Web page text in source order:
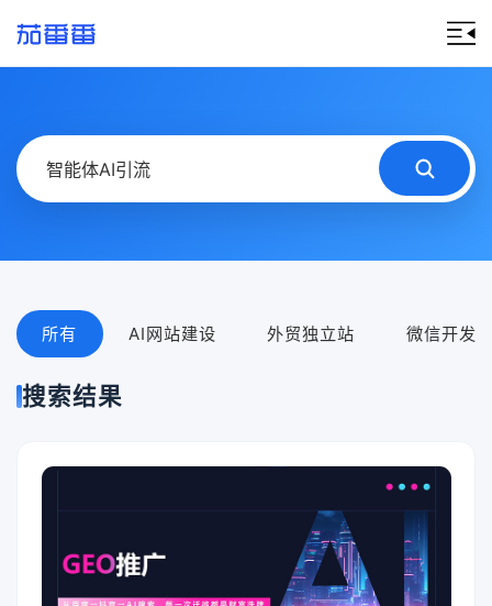
所有 AI网站建设 外贸独立站 微信开发
搜索结果